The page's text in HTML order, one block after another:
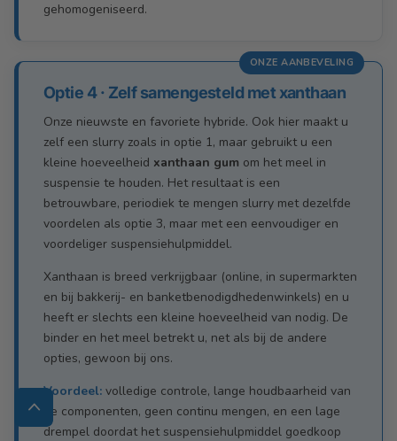
gehomogeniseerd.
ONZE AANBEVELING
Optie 4 · Zelf samengesteld met xanthaan
Onze nieuwste en favoriete hybride. Ook hier maakt u
zelf een slurry zoals in optie 1, maar gebruikt u een
kleine hoeveelheid xanthaan gum om het meel in
suspensie te houden. Het resultaat is een
betrouwbare, periodiek te mengen slurry met dezelfde
voordelen als optie 3, maar met een eenvoudiger en
voordeliger suspensiehulpmiddel.
Xanthaan is breed verkrijgbaar (online, in supermarkten
en bij bakkerij- en banketbenodigdhedenwinkels) en u
heeft er slechts een kleine hoeveelheid van nodig. De
binder en het meel betrekt u, net als bij de andere
opties, gewoon bij ons.
Voordeel: volledige controle, lange houdbaarheid van
de componenten, geen continu mengen, en een lage
drempel doordat het suspensiehulpmiddel goedkoop